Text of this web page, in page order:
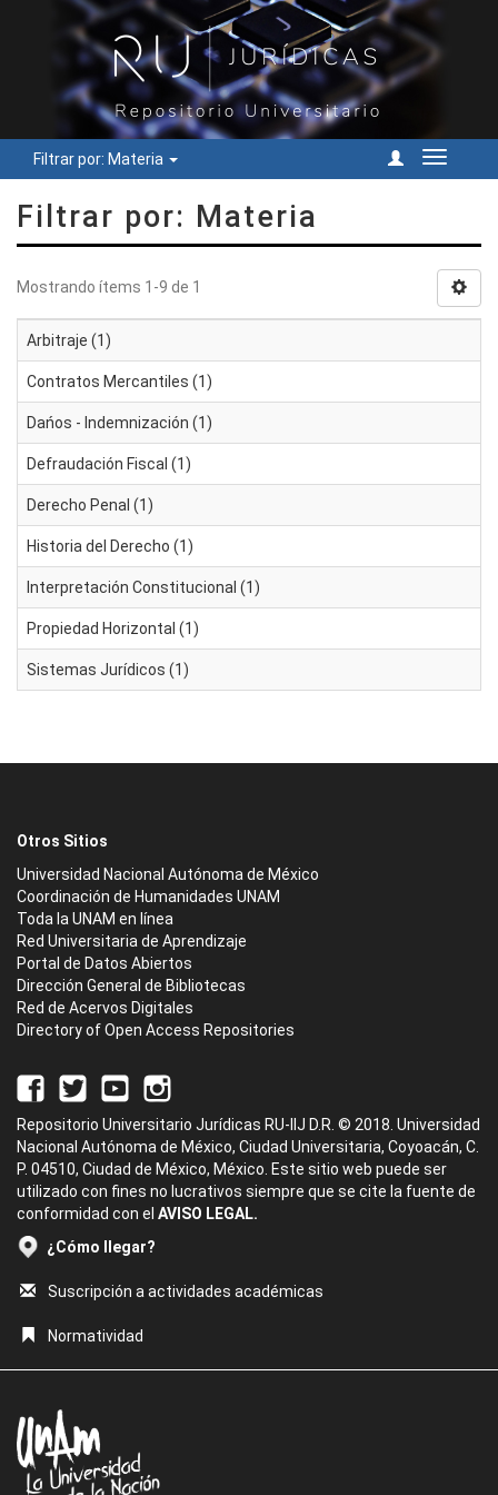
Filtrar por: Materia
Cambiar
Filtrar por: Materia
Mostrando ítems 1-9 de 1
Arbitraje (1)
Contratos Mercantiles (1)
Dańos - Indemnización (1)
Defraudación Fiscal (1)
Derecho Penal (1)
Historia del Derecho (1)
Interpretación Constitucional (1)
Propiedad Horizontal (1)
Sistemas Jurídicos (1)
Otros Sitios
Universidad Nacional Autónoma de México
Coordinación de Humanidades UNAM
Toda la UNAM en línea
Red Universitaria de Aprendizaje
Portal de Datos Abiertos
Dirección General de Bibliotecas
Red de Acervos Digitales
Directory of Open Access Repositories
Repositorio Universitario Jurídicas RU-IIJ D.R. © 2018. Universidad
Nacional Autónoma de México, Ciudad Universitaria, Coyoacán, C.
P. 04510, Ciudad de México, México. Este sitio web puede ser
utilizado con fines no lucrativos siempre que se cite la fuente de
conformidad con el AVISO LEGAL.
¿Cómo llegar?
Suscripción a actividades académicas
Normatividad